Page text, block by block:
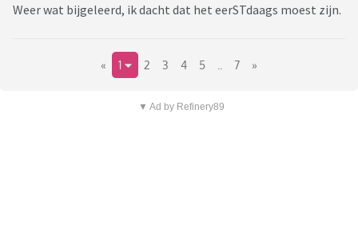
Weer wat bijgeleerd, ik dacht dat het eerSTdaags moest zijn.
« 1 2 3 4 5 7 »
▼ Ad by Refinery89